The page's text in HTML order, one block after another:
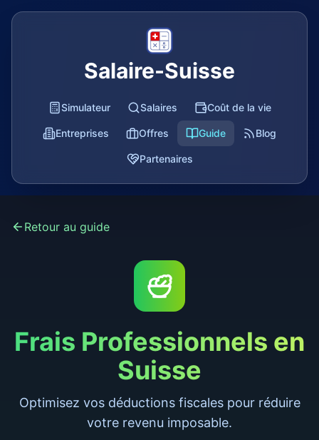
Salaire-Suisse
Simulateur Salaires Coût de la vie
Entreprises Offres Guide Blog
Partenaires
Retour au guide
Frais Professionnels en
Suisse
Optimisez vos déductions fiscales pour réduire
votre revenu imposable.